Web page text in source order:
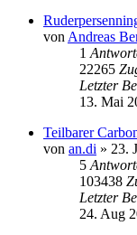
von Andreas
1
22265
Letzter
13. Mai
Teilbarer
von an.di » 23.
5
103438
Letzter
24. Aug